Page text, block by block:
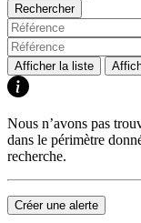
Rechercher
Afficher la liste
Nous n’avons pas
dans le périmètre
recherche.
Créer une alerte